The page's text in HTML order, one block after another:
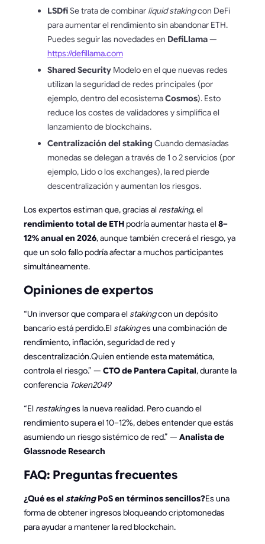
LSDfiSe trata de combinar liquid stakingcon DeFi
para aumentar el rendimiento sin abandonar ETH.
Puedes seguir las novedades en DefiLlama—
https://defillama.com
Shared Security Modelo en el que nuevas redes
utilizan la seguridad de redes principales (por
ejemplo, dentro del ecosistemaCosmos). Esto
reduce los costes de validadores y simplifica el
lanzamiento de blockchains.
Centralización del stakingCuando demasiadas
monedas se delegan a través de 1 o 2 servicios (por
ejemplo, Lido o los exchanges), la red pierde
descentralización y aumentan los riesgos.
Los expertos estiman que, gracias al restaking, el
rendimiento total de ETHpodría aumentar hasta el 8–
12% anual en 2026, aunque también crecerá el riesgo, ya
que un solo fallo podría afectar a muchos participantes
simultáneamente.
Opiniones de expertos
“Un inversor que compara el stakingcon un depósito
bancario está perdido.El stakinges una combinación de
rendimiento, inflación, seguridad de red y
descentralización.Quien entiende esta matemática,
controla el riesgo.” — CTO de Pantera Capital, durante la
conferencia Token2049
“El restakinges la nueva realidad. Pero cuando el
rendimiento supera el 10–12%, debes entender que estás
asumiendo un riesgo sistémico de red.” — Analista de
Glassnode Research
FAQ: Preguntas frecuentes
¿Qué es el stakingPoS en términos sencillos?Es una
forma de obtener ingresos bloqueando criptomonedas
para ayudar a mantener la red blockchain.